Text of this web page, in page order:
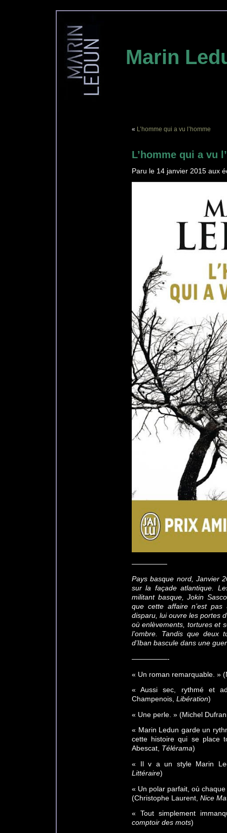
Marin
« L’homme qui a vu l’homme
L’homme qui a vu
Paru le 14 janvier 2015 aux
—————
Pays basque nord, Janvier
sur la façade atlantique.
militant basque, Jokin
que cette affaire n’est
disparu, lui ouvre les portes
où enlèvements, tortures et
l’ombre. Tandis que deux
d’Iban bascule dans une
—————-
« Un roman remarquable. »
« Aussi sec, rythmé et
Champenois, Libération)
« Une perle. » (Michel
« Marin Ledun garde un
cette histoire qui se place
Abescat, Télérama)
« Il v a un style Marin
Littéraire)
« Un polar parfait, où
(Christophe Laurent, Nice
« Tout simplement
comptoir des mots)